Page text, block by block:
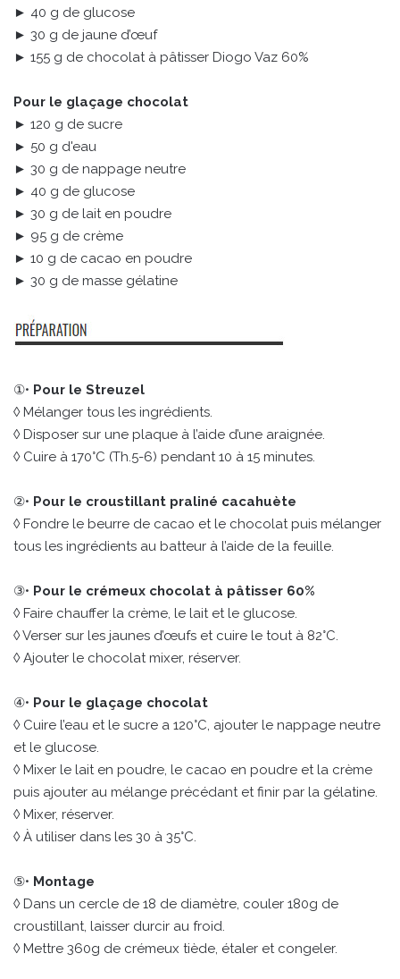
► 40 g de glucose
► 30 g de jaune d’œuf
► 155 g de chocolat à pâtisser Diogo Vaz 60%
Pour le glaçage chocolat
► 120 g de sucre
► 50 g d'eau
► 30 g de nappage neutre
► 40 g de glucose
► 30 g de lait en poudre
► 95 g de crème
► 10 g de cacao en poudre
► 30 g de masse gélatine
①• Pour le Streuzel
◊ Mélanger tous les ingrédients.
◊ Disposer sur une plaque à l’aide d’une araignée.
◊ Cuire à 170°C (Th.5-6) pendant 10 à 15 minutes.
②• Pour le croustillant praliné cacahuète
◊ Fondre le beurre de cacao et le chocolat puis mélanger
tous les ingrédients au batteur à l’aide de la feuille.
③• Pour le crémeux chocolat à pâtisser 60%
◊ Faire chauffer la crème, le lait et le glucose.
◊ Verser sur les jaunes d’œufs et cuire le tout à 82°C.
◊ Ajouter le chocolat mixer, réserver.
④• Pour le glaçage chocolat
◊ Cuire l’eau et le sucre a 120°C, ajouter le nappage neutre
et le glucose.
◊ Mixer le lait en poudre, le cacao en poudre et la crème
puis ajouter au mélange précédant et finir par la gélatine.
◊ Mixer, réserver.
◊ À utiliser dans les 30 à 35°C.
⑤• Montage
◊ Dans un cercle de 18 de diamètre, couler 180g de
croustillant, laisser durcir au froid.
◊ Mettre 360g de crémeux tiède, étaler et congeler.